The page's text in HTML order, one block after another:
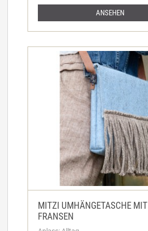
ANSEHEN
MITZI UMHÄNGETASCHE MIT
FRANSEN